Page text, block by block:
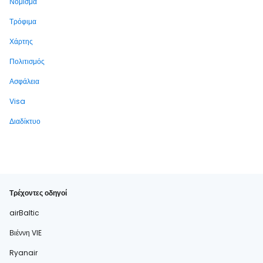
Τρόφιμα
Χάρτης
Πολιτισμός
Ασφάλεια
Visa
Διαδίκτυο
Τρέχοντες οδηγοί
airBaltic
Βιέννη VIE
Ryanair